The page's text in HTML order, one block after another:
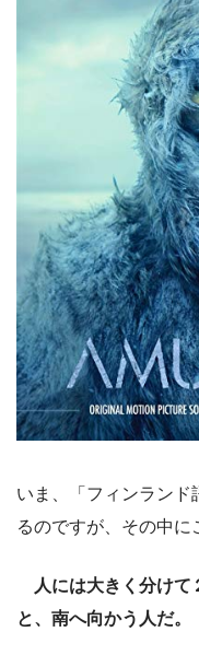
いま、「フィンランド
るのですが、その中に
人には大きく分け
と、南へ向かう人だ。